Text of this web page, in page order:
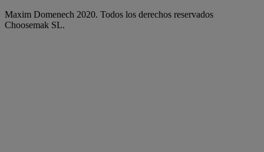
Maxim Domenech 2020. Todos los derechos reservados
Choosemak SL.